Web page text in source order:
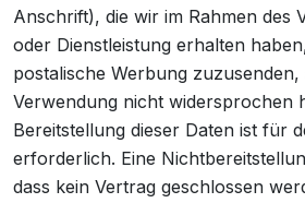
Anschrift), die wir im Rahmen des
oder Dienstleistung erhalten
postalische Werbung
Verwendung nicht widersprochen
Bereitstellung dieser Daten ist für
erforderlich. Eine
dass kein Vertrag geschlossen